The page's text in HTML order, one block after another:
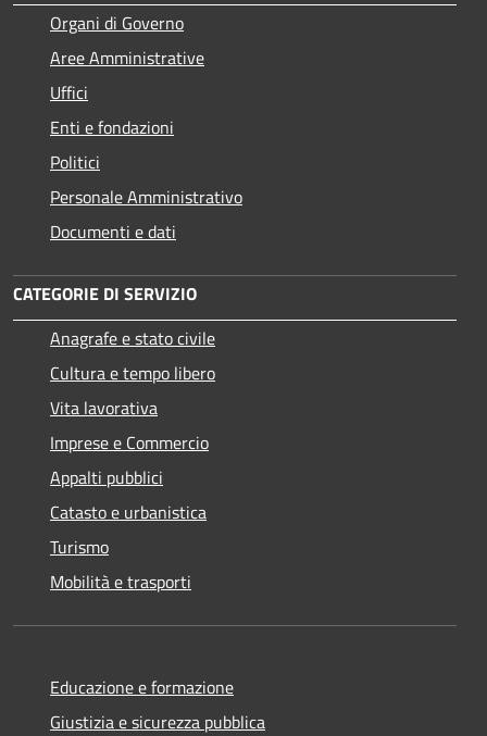
Organi di Governo
Aree Amministrative
Uffici
Enti e fondazioni
Politici
Personale Amministrativo
Documenti e dati
CATEGORIE DI SERVIZIO
Anagrafe e stato civile
Cultura e tempo libero
Vita lavorativa
Imprese e Commercio
Appalti pubblici
Catasto e urbanistica
Turismo
Mobilità e trasporti
Educazione e formazione
Giustizia e sicurezza pubblica